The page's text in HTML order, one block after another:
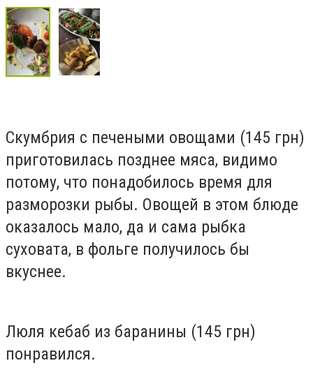
Скумбрия с печеными овощами (145 грн)
приготовилась позднее мяса, видимо
потому, что понадобилось время для
разморозки рыбы. Овощей в этом блюде
оказалось мало, да и сама рыбка
суховата, в фольге получилось бы
вкуснее.
Люля кебаб из баранины (145 грн)
понравился.